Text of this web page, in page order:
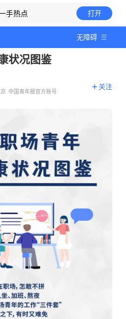
手热点 打开
无障碍
状况图鉴
中国青年报官方账号
关注